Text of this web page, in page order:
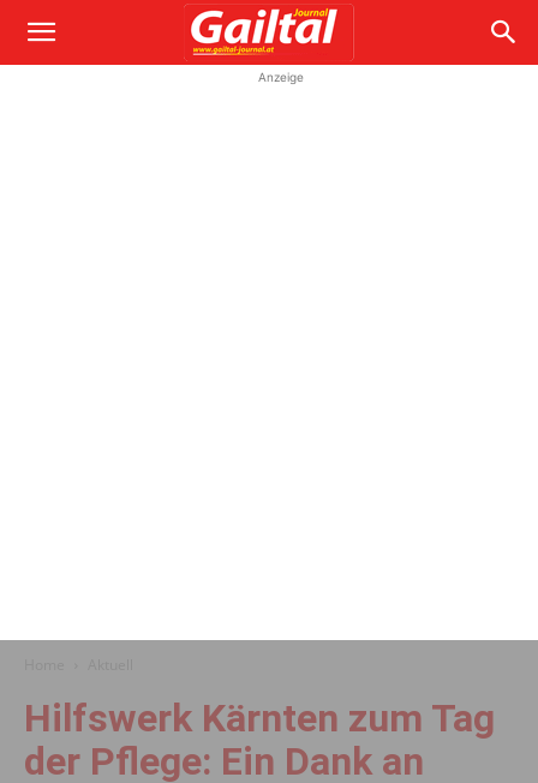
Anzeige
Hilfswerk Kärnten zum Tag
der Pflege: Ein Dank an